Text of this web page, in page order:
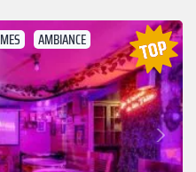
AMBIANCE
Suivant